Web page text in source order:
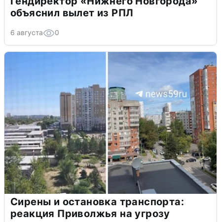
объяснил вылет из РПЛ
6 августа 0
Сирены и остановка транспорта:
реакция Приволжья на угрозу